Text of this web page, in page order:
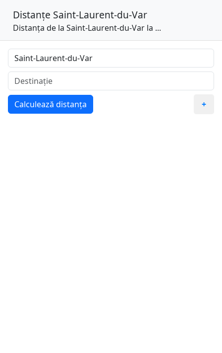
Distanțe Saint-Laurent-du-Var
Distanța de la Saint-Laurent-du-Var la ...
Calculează distanța +